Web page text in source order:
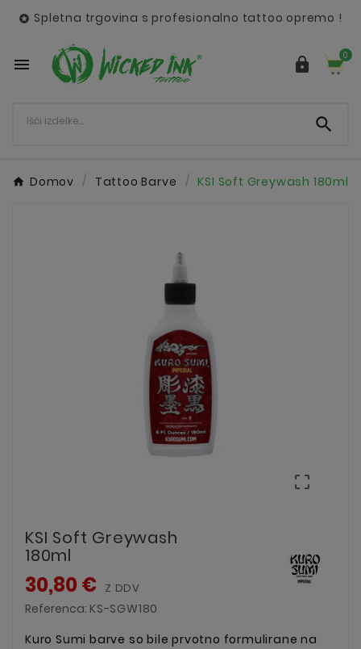
 Spletna trgovina s profesionalno tattoo opremo !
  0

Domov Tattoo Barve KSI Soft Greywash 180ml

KSI Soft Greywash
180ml
30,80 € Z DDV
Referenca: KS-SGW180
Kuro Sumi barve so bile prvotno formulirane na